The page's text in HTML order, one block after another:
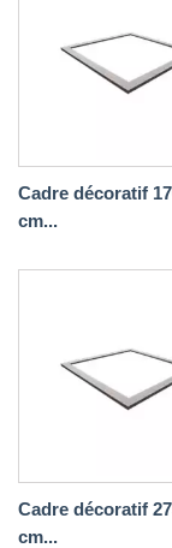
Cadre décoratif
cm...
Cadre décoratif
cm...